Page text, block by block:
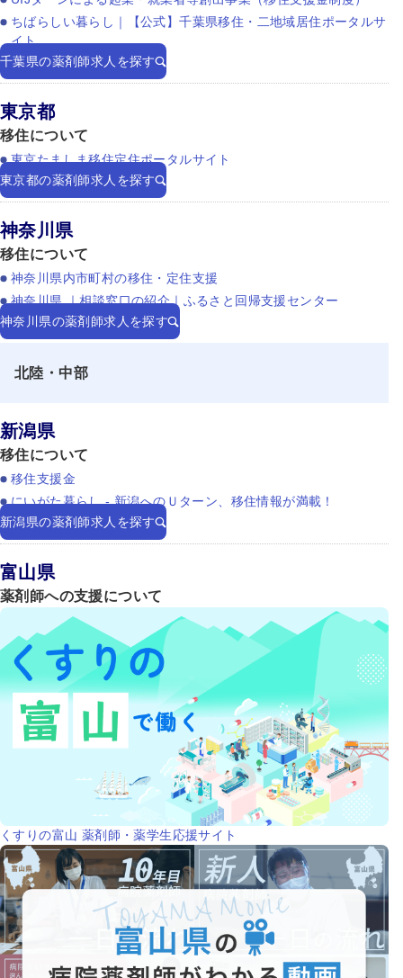
ちばらしい暮らし｜【公式】千葉県移住・二地域居住ポータルサ
イト
千葉県の薬剤師求人を探す
東京都
移住について
東京たましま移住定住ポータルサイト
東京都の薬剤師求人を探す
神奈川県
移住について
神奈川県内市町村の移住・定住支援
神奈川県 ｜相談窓口の紹介｜ふるさと回帰支援センター
神奈川県の薬剤師求人を探す
北陸・中部
新潟県
移住について
移住支援金
にいがた暮らし - 新潟へのＵターン、移住情報が満載！
新潟県の薬剤師求人を探す
富山県
薬剤師への支援について
くすりの富山 薬剤師・薬学生応援サイト